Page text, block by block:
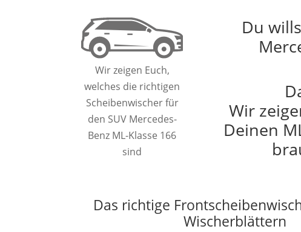
Wir zeigen Euch,
welches die richtigen
Scheibenwischer für
den SUV Mercedes-
Benz ML-Klasse 166
sind
Du
Wir
Deinen
Das richtige
Wischerblättern